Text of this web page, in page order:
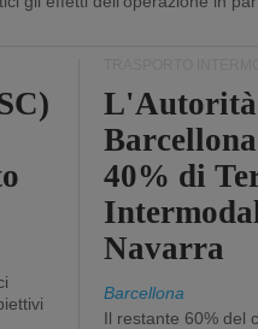
40% di
Navarra
Barcellona
Il restante 60% del